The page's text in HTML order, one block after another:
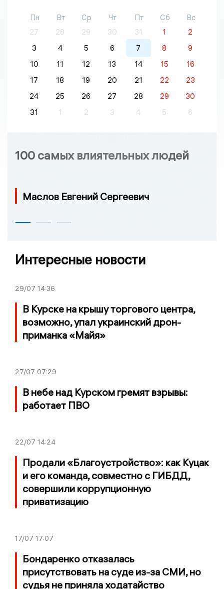
Пн Вт Ср Чт Пт Сб
Вс
27
28 29 30 31 1
2
3
4 5 6 7 8
9
10
11 12 13 14 15
16
17
18 19 20 21 22
23
24
25 26 27 28 29
30
31
1 2 3 4 5 6
100 самых влиятельных людей
Маслов Евгений Сергеевич
Интересные новости
29/07 14:36
В Курске на крышу торгового центра,
возможно, упал украинский дрон-
приманка «Майя»
27/07 07:29
В небе над Курском гремят взрывы:
работает ПВО
22/07 14:24
Продали «Благоустройство»: как Куцак
и его команда, совместно с ГИБДД,
совершили коррупционную
приватизацию
17/07 17:07
Бондаренко отказалась
присутствовать на суде из-за СМИ, но
судья не приняла ходатайство